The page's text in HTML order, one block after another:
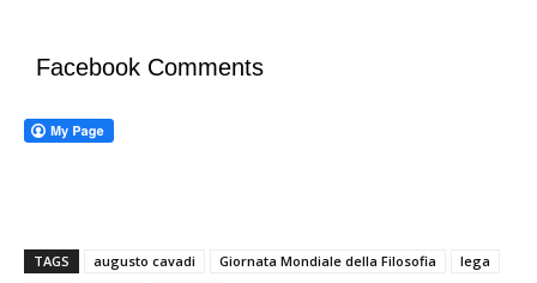
Facebook Comments
TAGS augusto cavadi Giornata Mondiale della Filosofia
lega